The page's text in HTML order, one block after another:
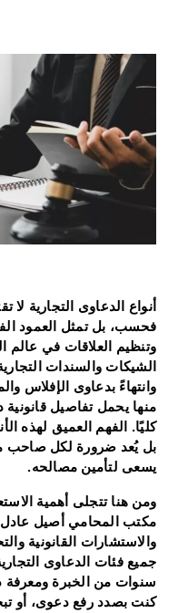
أنواع الدعاوى التجارية لا
فحسب، بل تمثل العمود
وتنظيم العلاقات في عالم
الشيكات والسندات
وانتهاءً بدعاوى الإفلاس
منها يحمل تفاصيل
كليًا. الفهم العميق لهذه
بل يُعد ضرورة لكل صاحب
يسعى لتأمين مصالحه.
ومن هنا تتجلى أهمية
مكتب المحامي أصيل عادل
والاستشارات القانونية
جميع فئات الدعاوى
سنوات من الخبرة ومعرفة
كنت بصدد رفع دعوى، أو